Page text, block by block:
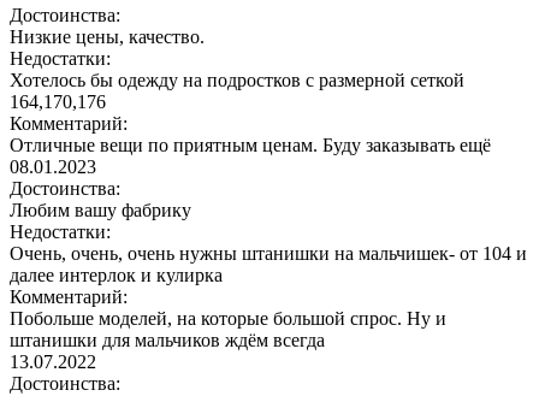
Достоинства:
Низкие цены, качество.
Недостатки:
Хотелось бы одежду на подростков с размерной сеткой
164,170,176
Комментарий:
Отличные вещи по приятным ценам. Буду заказывать ещё
08.01.2023
Достоинства:
Любим вашу фабрику
Недостатки:
Очень, очень, очень нужны штанишки на мальчишек- от 104 и
далее интерлок и кулирка
Комментарий:
Побольше моделей, на которые большой спрос. Ну и
штанишки для мальчиков ждём всегда
13.07.2022
Достоинства: